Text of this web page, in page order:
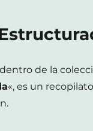
de la
«, es un